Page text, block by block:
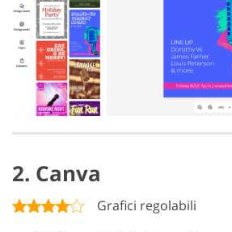
2. Canva
Grafici regolabili